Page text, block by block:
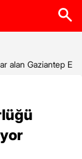
alan Gaziantep